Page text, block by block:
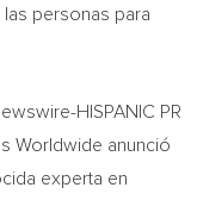
personas para
HISPANIC PR
Worldwide anunció
experta en